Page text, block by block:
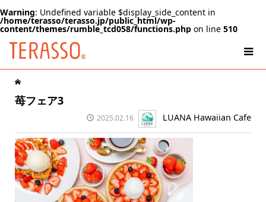
Warning: Undefined variable $display_side_content in
/home/terasso/terasso.jp/public_html/wp-
content/themes/rumble_tcd058/functions.php on line 510
苺フェア3
2025.02.16 LUANA Hawaiian Cafe